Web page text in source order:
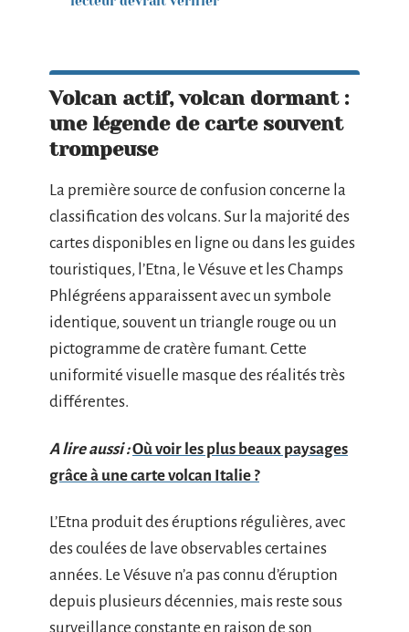
Volcan actif, volcan dormant :
une légende de carte souvent
trompeuse
La première source de confusion concerne la
classification des volcans. Sur la majorité des
cartes disponibles en ligne ou dans les guides
touristiques, l’Etna, le Vésuve et les Champs
Phlégréens apparaissent avec un symbole
identique, souvent un triangle rouge ou un
pictogramme de cratère fumant. Cette
uniformité visuelle masque des réalités très
différentes.
A lire aussi :Où voir les plus beaux paysages
grâce à une carte volcan Italie ?
L’Etna produit des éruptions régulières, avec
des coulées de lave observables certaines
années. Le Vésuve n’a pas connu d’éruption
depuis plusieurs décennies, mais reste sous
surveillance constante en raison de son